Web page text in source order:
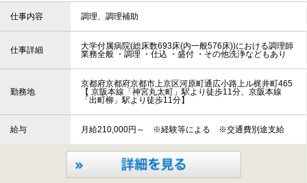
仕事内容 調理、調理補助
仕事詳細
大学付属病院(総床数693床(内一般576床))における調理師
業務全般 ・調理 ・仕込 ・盛付 ・その他洗浄などもあり
勤務地
京都府京都府京都市上京区河原町通広小路上ル梶井町465
【 京阪本線「神宮丸太町」駅より徒歩11分、京阪本線
「出町柳」駅より徒歩11分】
給与 月給210,000円～ ※経験等による ※交通費別途支給